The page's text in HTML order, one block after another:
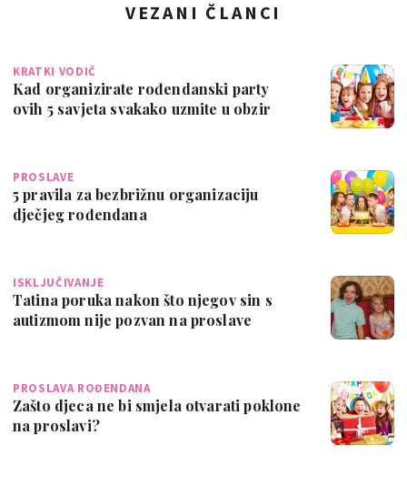
VEZANI ČLANCI
KRATKI VODIČ
Kad organizirate rođendanski party
ovih 5 savjeta svakako uzmite u obzir
PROSLAVE
5 pravila za bezbrižnu organizaciju
dječjeg rođendana
ISKLJUČIVANJE
Tatina poruka nakon što njegov sin s
autizmom nije pozvan na proslave
PROSLAVA ROĐENDANA
Zašto djeca ne bi smjela otvarati poklone
na proslavi?